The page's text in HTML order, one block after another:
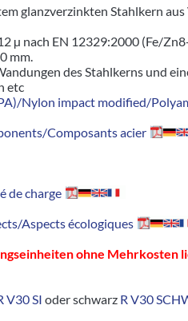
glanzverzinkten Stahlkern
µ nach EN 12329:2000 (Fe/
mm.
des Stahlkerns und
etc
Nylon impact modified/
Composants acier
de charge
Aspects écologiques
ohne Mehrkosten
V30 SI oder schwarz R V30